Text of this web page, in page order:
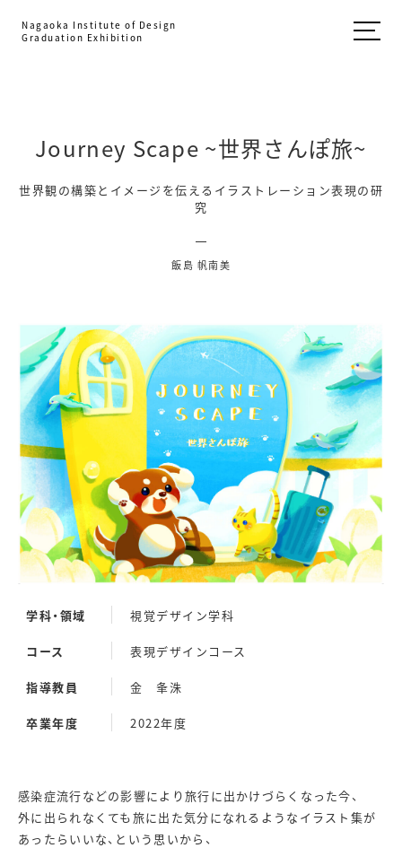
Nagaoka Institute of Design
Graduation Exhibition
Journey Scape ~世界さんぽ旅~
世界観の構築とイメージを伝えるイラストレーション表現の研
究
飯島 帆南美
学科・領域 視覚デザイン学科
コース 表現デザインコース
指導教員 金 夆洙
卒業年度 2022年度
感染症流行などの影響により旅行に出かけづらくなった今、
外に出られなくても旅に出た気分になれるようなイラスト集が
あったらいいな、という思いから、